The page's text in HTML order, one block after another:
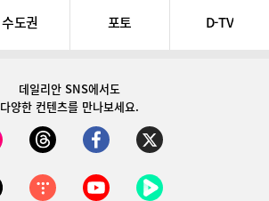
수도권 포토 D-TV
데일리안 SNS에서도
다양한 컨텐츠를 만나보세요.